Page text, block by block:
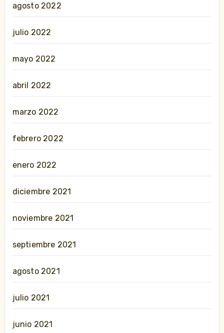
agosto 2022
julio 2022
mayo 2022
abril 2022
marzo 2022
febrero 2022
enero 2022
diciembre 2021
noviembre 2021
septiembre 2021
agosto 2021
julio 2021
junio 2021